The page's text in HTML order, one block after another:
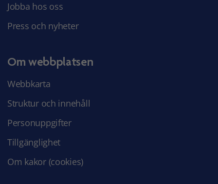
Jobba hos oss
Press och nyheter
Om webbplatsen
Webbkarta
Struktur och innehåll
Personuppgifter
Tillgänglighet
Om kakor (cookies)